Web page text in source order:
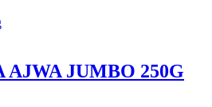
JUMBO 250G